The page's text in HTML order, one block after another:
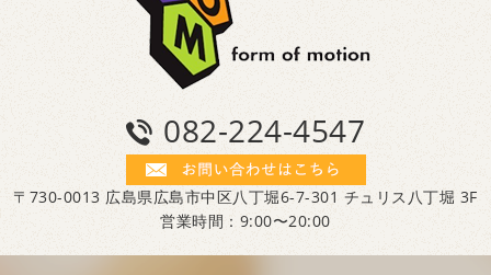
082-224-4547
〒730-0013 広島県広島市中区八丁堀6-7-301 チュリス八丁堀 3F
営業時間：9:00〜20:00